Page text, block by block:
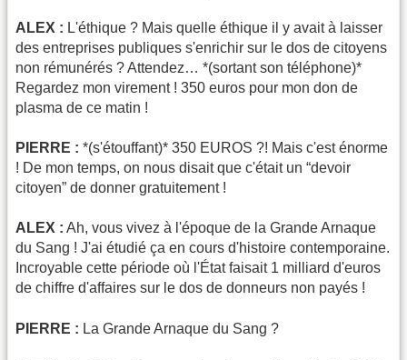
ALEX : L'éthique ? Mais quelle éthique il y avait à laisser
des entreprises publiques s'enrichir sur le dos de citoyens
non rémunérés ? Attendez… *(sortant son téléphone)*
Regardez mon virement ! 350 euros pour mon don de
plasma de ce matin !
PIERRE : *(s'étouffant)* 350 EUROS ?! Mais c'est énorme
! De mon temps, on nous disait que c'était un “devoir
citoyen” de donner gratuitement !
ALEX : Ah, vous vivez à l'époque de la Grande Arnaque
du Sang ! J'ai étudié ça en cours d'histoire contemporaine.
Incroyable cette période où l'État faisait 1 milliard d'euros
de chiffre d'affaires sur le dos de donneurs non payés !
PIERRE : La Grande Arnaque du Sang ?